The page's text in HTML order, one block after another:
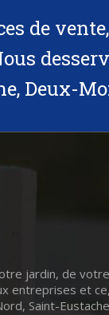
de
Deux-
jardin, de
entreprises et
Saint-